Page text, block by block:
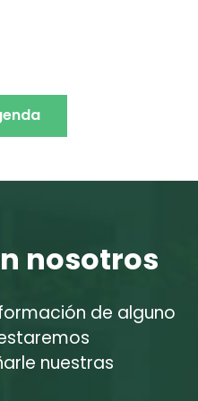
nosotros
de alguno
nuestras